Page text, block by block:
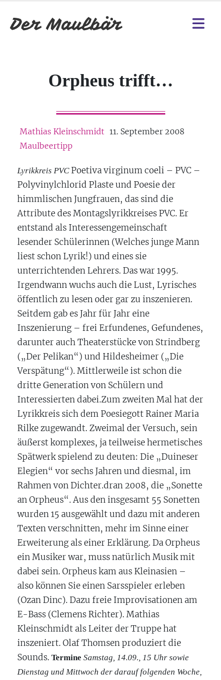
Orpheus trifft…
Mathias Kleinschmidt 11. September 2008
Maulbeertipp
Lyrikkreis PVCPoetiva virginum coeli – PVC –
Polyvinylchlorid Plaste und Poesie der
himmlischen Jungfrauen, das sind die
Attribute des Montagslyrikkreises PVC. Er
entstand als Interessengemeinschaft
lesender Schülerinnen (Welches junge Mann
liest schon Lyrik!) und eines sie
unterrichtenden Lehrers. Das war 1995.
Irgendwann wuchs auch die Lust, Lyrisches
öffentlich zu lesen oder gar zu inszenieren.
Seitdem gab es Jahr für Jahr eine
Inszenierung – frei Erfundenes, Gefundenes,
darunter auch Theaterstücke von Strindberg
(„Der Pelikan“) und Hildesheimer („Die
Verspätung“). Mittlerweile ist schon die
dritte Generation von Schülern und
Interessierten dabei.Zum zweiten Mal hat der
Lyrikkreis sich dem Poesiegott Rainer Maria
Rilke zugewandt. Zweimal der Versuch, sein
äußerst komplexes, ja teilweise hermetisches
Spätwerk spielend zu deuten: Die „Duineser
Elegien“ vor sechs Jahren und diesmal, im
Rahmen von Dichter.dran 2008, die „Sonette
an Orpheus“. Aus den insgesamt 55 Sonetten
wurden 15 ausgewählt und dazu mit anderen
Texten verschnitten, mehr im Sinne einer
Erweiterung als einer Erklärung. Da Orpheus
ein Musiker war, muss natürlich Musik mit
dabei sein. Orpheus kam aus Kleinasien –
also können Sie einen Sarsspieler erleben
(Ozan Dinc). Dazu freie Improvisationen am
E-Bass (Clemens Richter). Mathias
Kleinschmidt als Leiter der Truppe hat
inszeniert. Olaf Thomsen produziert die
Sounds. Termine Samstag, 14.09., 15 Uhr sowie
Dienstag und Mittwoch der darauf folgenden Woche,